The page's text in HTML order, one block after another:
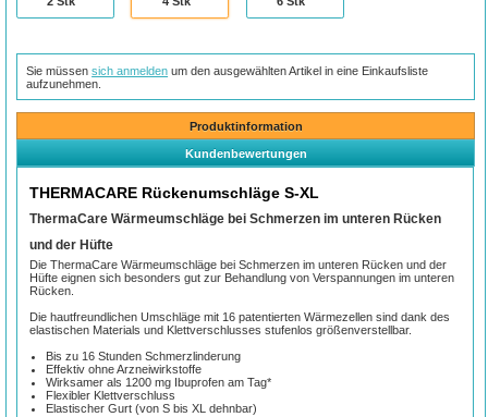
Sie müssensich anmelden um den ausgewählten Artikel in eine Einkaufsliste
aufzunehmen.
Produktinformation
Kundenbewertungen
THERMACARE Rückenumschläge S-XL
ThermaCare Wärmeumschläge bei Schmerzen im unteren Rücken
und der Hüfte
Die ThermaCare Wärmeumschläge bei Schmerzen im unteren Rücken und der
Hüfte eignen sich besonders gut zur Behandlung von Verspannungen im unteren
Rücken.
Die hautfreundlichen Umschläge mit 16 patentierten Wärmezellen sind dank des
elastischen Materials und Klettverschlusses stufenlos größenverstellbar.
Bis zu 16 Stunden Schmerzlinderung
Effektiv ohne Arzneiwirkstoffe
Wirksamer als 1200 mg Ibuprofen am Tag*
Flexibler Klettverschluss
Elastischer Gurt (von S bis XL dehnbar)